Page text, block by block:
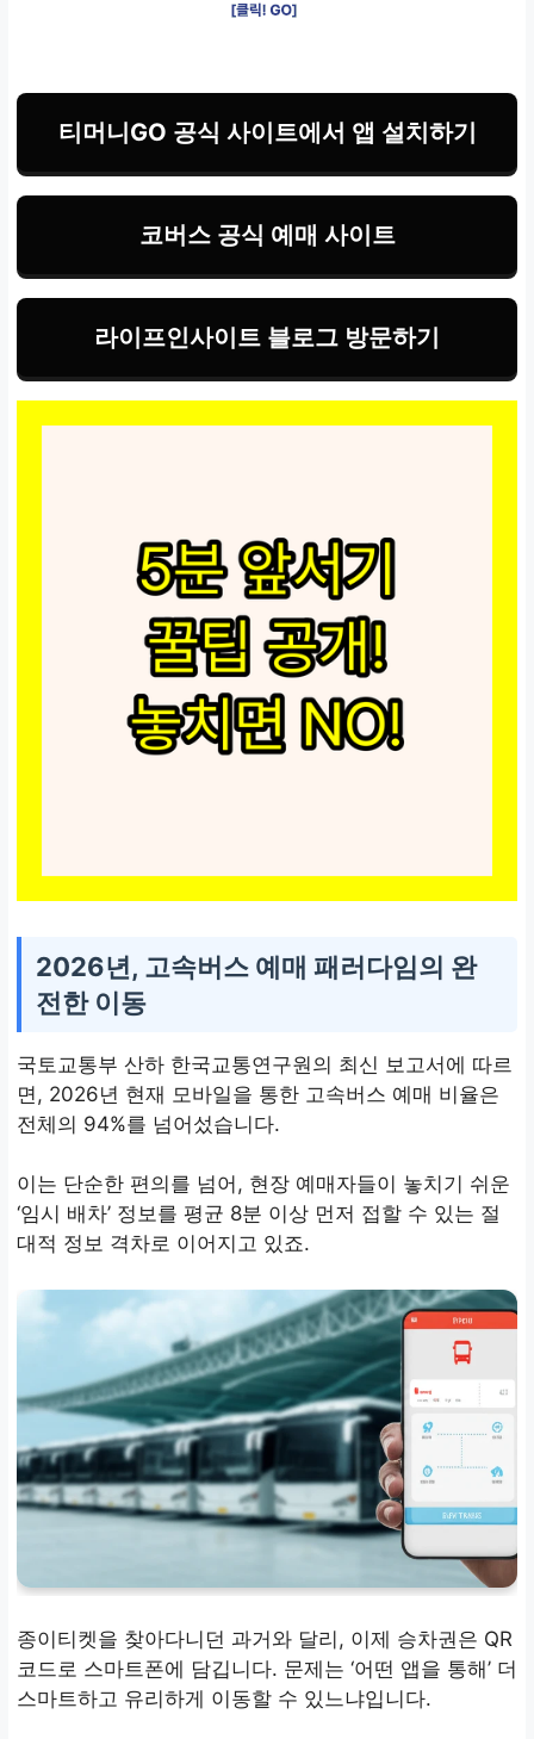
입 쿠폰으로 즉시 절감
티머니GO 공식 사이트에서 앱 설치하기
코버스 공식 예매 사이트
라이프인사이트 블로그 방문하기
2026년, 고속버스 예매 패러다임의 완
전한 이동
국토교통부 산하 한국교통연구원의 최신 보고서에 따르
면, 2026년 현재 모바일을 통한 고속버스 예매 비율은
전체의 94%를 넘어섰습니다.
이는 단순한 편의를 넘어, 현장 예매자들이 놓치기 쉬운
‘임시 배차’ 정보를 평균 8분 이상 먼저 접할 수 있는 절
대적 정보 격차로 이어지고 있죠.
종이티켓을 찾아다니던 과거와 달리, 이제 승차권은 QR
코드로 스마트폰에 담깁니다. 문제는 ‘어떤 앱을 통해’ 더
스마트하고 유리하게 이동할 수 있느냐입니다.